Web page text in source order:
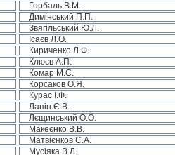
Горбаль В.М.
Димінський П.П.
Звягільський Ю.Л.
Ісаєв Л.О.
Кириченко Л.Ф.
Клюєв А.П.
Комар М.С.
Корсаков О.Я.
Курас І.Ф.
Лапін Є.В.
Лєщинський О.О.
Макеєнко В.В.
Матвієнков С.А.
Мусіяка В.Л.